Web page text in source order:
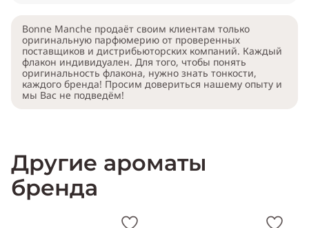
Bonne Manche продаёт своим клиентам только
оригинальную парфюмерию от проверенных
поставщиков и дистрибьюторских компаний. Каждый
флакон индивидуален. Для того, чтобы понять
оригинальность флакона, нужно знать тонкости,
каждого бренда! Просим довериться нашему опыту и
мы Вас не подведём!
Другие ароматы
бренда